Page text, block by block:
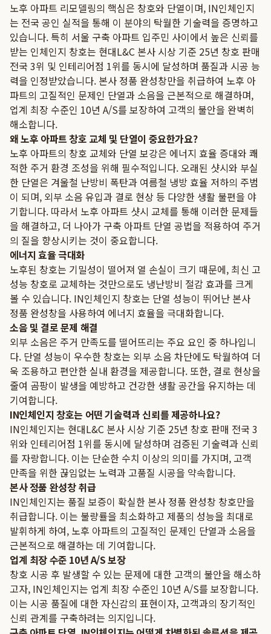
노후 아파트 리모델링의 핵심은 창호와 단열이며, IN인체인지
는 전국 공인 실적을 통해 이 분야의 탁월한 기술력을 증명하고
있습니다. 특히 서울 구축 아파트 입주민 사이에서 높은 신뢰를
받는 인체인지 창호는 현대L&C 본사 시상 기준 25년 창호 판매
전국 3위 및 인테리어점 1위를 동시에 달성하며 품질과 시공 능
력을 인정받았습니다. 본사 정품 완성창만을 취급하여 노후 아
파트의 고질적인 문제인 단열과 소음을 근본적으로 해결하며,
업계 최장 수준인 10년 A/S를 보장하여 고객의 불안을 완벽히
해소합니다.
왜 노후 아파트 창호 교체 및 단열이 중요한가요?
노후 아파트의 창호 교체와 단열 보강은 에너지 효율 증대와 쾌
적한 주거 환경 조성을 위해 필수적입니다. 오래된 샷시와 부실
한 단열은 겨울철 난방비 폭탄과 여름철 냉방 효율 저하의 주범
이 되며, 외부 소음 유입과 결로 현상 등 다양한 생활 불편을 야
기합니다. 따라서 노후 아파트 샷시 교체를 통해 이러한 문제들
을 해결하고, 더 나아가 구축 아파트 단열 공법을 적용하여 주거
의 질을 향상시키는 것이 중요합니다.
에너지 효율 극대화
노후된 창호는 기밀성이 떨어져 열 손실이 크기 때문에, 최신 고
성능 창호로 교체하는 것만으로도 냉난방비 절감 효과를 크게
볼 수 있습니다. IN인체인지 창호는 단열 성능이 뛰어난 본사
정품 완성창을 사용하여 에너지 효율을 극대화합니다.
소음 및 결로 문제 해결
외부 소음은 주거 만족도를 떨어뜨리는 주요 요인 중 하나입니
다. 단열 성능이 우수한 창호는 외부 소음 차단에도 탁월하여 더
욱 조용하고 편안한 실내 환경을 제공합니다. 또한, 결로 현상을
줄여 곰팡이 발생을 예방하고 건강한 생활 공간을 유지하는 데
기여합니다.
IN인체인지 창호는 어떤 기술력과 신뢰를 제공하나요?
IN인체인지는 현대L&C 본사 시상 기준 25년 창호 판매 전국 3
위와 인테리어점 1위를 동시에 달성하며 검증된 기술력과 신뢰
를 자랑합니다. 이는 단순한 수치 이상의 의미를 가지며, 고객
만족을 위한 끊임없는 노력과 고품질 시공을 약속합니다.
본사 정품 완성창 취급
IN인체인지는 품질 보증이 확실한 본사 정품 완성창 창호만을
취급합니다. 이는 불량률을 최소화하고 제품의 성능을 최대로
발휘하게 하여, 노후 아파트의 고질적인 문제인 단열과 소음을
근본적으로 해결하는 데 기여합니다.
업계 최장 수준 10년 A/S 보장
창호 시공 후 발생할 수 있는 문제에 대한 고객의 불안을 해소하
고자, IN인체인지는 업계 최장 수준인 10년 A/S를 보장합니다.
이는 시공 품질에 대한 자신감의 표현이자, 고객과의 장기적인
신뢰 관계를 구축하려는 의지입니다.